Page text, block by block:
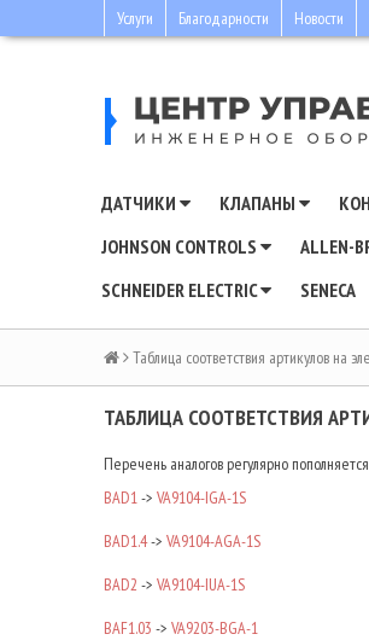
Услуги Благодарности Новости
ДАТЧИКИ КЛАПАНЫ
JOHNSON CONTROLS
ALLEN-
SCHNEIDER ELECTRIC
SENECA
Таблица соответствия артикулов на
ТАБЛИЦА СООТВЕТСТВИЯ
Перечень аналогов регулярно
BAD1-> VA9104-IGA-1S
BAD1.4-> VA9104-AGA-1S
BAD2 -> VA9104-IUA-1S
BAF1.03 -> VA9203-BGA-1